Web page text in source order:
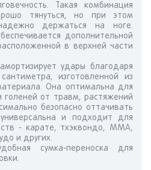
Такая комбинация
тянуться, но при этом
держаться на ноге.
дополнительной
в верхней части
амортизирует удары благодаря
изготовленной из
Она оптимальна для
голеней от травм, растяжений
безопасно оттачивать
универсальна и подходит для
- карате, тхэквондо, ММА,
и других.
сумка-переноска для